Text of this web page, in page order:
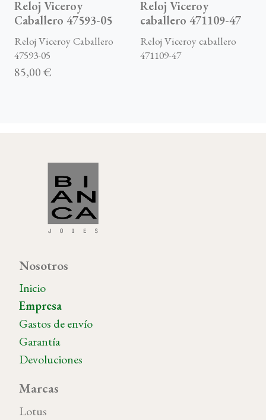
Reloj Viceroy
Caballero 47593-05
Reloj Viceroy Caballero
47593-05
85,00 €
Reloj Viceroy
caballero 471109-47
Reloj Viceroy caballero
471109-47
Nosotros
Inicio
Empresa
Gastos de envío
Garantía
Devoluciones
Marcas
Lotus